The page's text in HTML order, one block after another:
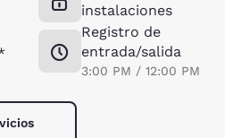
instalaciones
Registro de
entrada/salida
3:00 PM / 12:00 PM